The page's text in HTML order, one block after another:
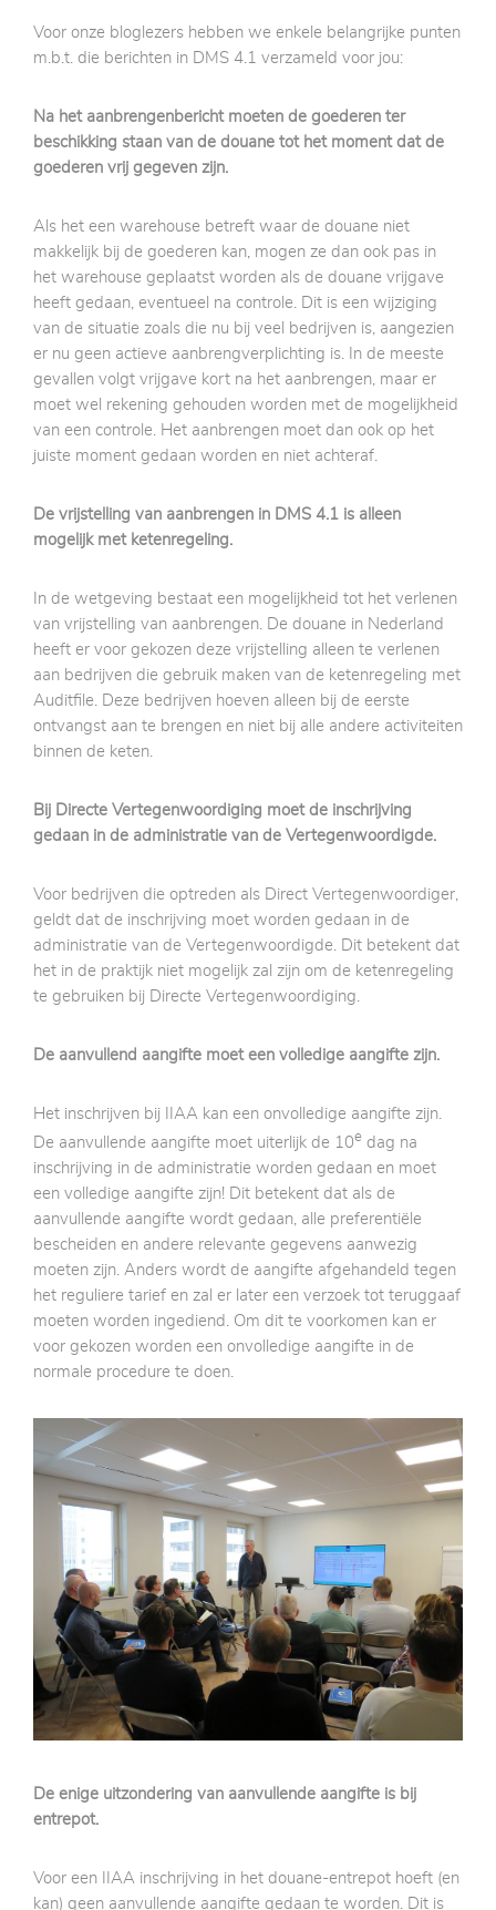
Voor onze bloglezers hebben we enkele belangrijke punten
m.b.t. die berichten in DMS 4.1 verzameld voor jou:
Na het aanbrengenbericht moeten de goederen ter
beschikking staan van de douane tot het moment dat de
goederen vrij gegeven zijn.
Als het een warehouse betreft waar de douane niet
makkelijk bij de goederen kan, mogen ze dan ook pas in
het warehouse geplaatst worden als de douane vrijgave
heeft gedaan, eventueel na controle. Dit is een wijziging
van de situatie zoals die nu bij veel bedrijven is, aangezien
er nu geen actieve aanbrengverplichting is. In de meeste
gevallen volgt vrijgave kort na het aanbrengen, maar er
moet wel rekening gehouden worden met de mogelijkheid
van een controle. Het aanbrengen moet dan ook op het
juiste moment gedaan worden en niet achteraf.
De vrijstelling van aanbrengen in DMS 4.1 is alleen
mogelijk met ketenregeling.
In de wetgeving bestaat een mogelijkheid tot het verlenen
van vrijstelling van aanbrengen. De douane in Nederland
heeft er voor gekozen deze vrijstelling alleen te verlenen
aan bedrijven die gebruik maken van de ketenregeling met
Auditfile. Deze bedrijven hoeven alleen bij de eerste
ontvangst aan te brengen en niet bij alle andere activiteiten
binnen de keten.
Bij Directe Vertegenwoordiging moet de inschrijving
gedaan in de administratie van de Vertegenwoordigde.
Voor bedrijven die optreden als Direct Vertegenwoordiger,
geldt dat de inschrijving moet worden gedaan in de
administratie van de Vertegenwoordigde. Dit betekent dat
het in de praktijk niet mogelijk zal zijn om de ketenregeling
te gebruiken bij Directe Vertegenwoordiging.
De aanvullend aangifte moet een volledige aangifte zijn.
Het inschrijven bij IIAA kan een onvolledige aangifte zijn.
De aanvullende aangifte moet uiterlijk de 10e dag na
inschrijving in de administratie worden gedaan en moet
een volledige aangifte zijn! Dit betekent dat als de
aanvullende aangifte wordt gedaan, alle preferentiële
bescheiden en andere relevante gegevens aanwezig
moeten zijn. Anders wordt de aangifte afgehandeld tegen
het reguliere tarief en zal er later een verzoek tot teruggaaf
moeten worden ingediend. Om dit te voorkomen kan er
voor gekozen worden een onvolledige aangifte in de
normale procedure te doen.
De enige uitzondering van aanvullende aangifte is bij
entrepot.
Voor een IIAA inschrijving in het douane-entrepot hoeft (en
kan) geen aanvullende aangifte gedaan te worden. Dit is